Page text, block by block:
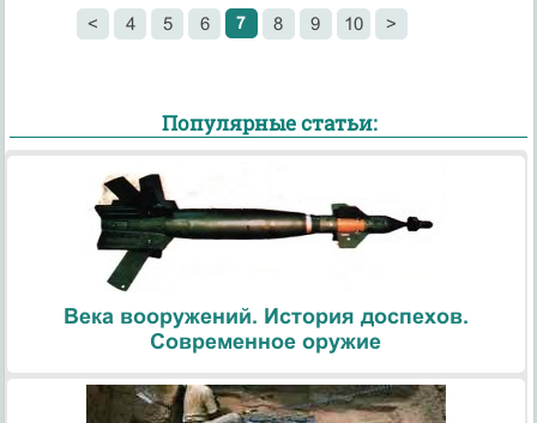
< 4 5 6 7 8 9 10 >
Популярные статьи:
Века вооружений. История доспехов.
Современное оружие